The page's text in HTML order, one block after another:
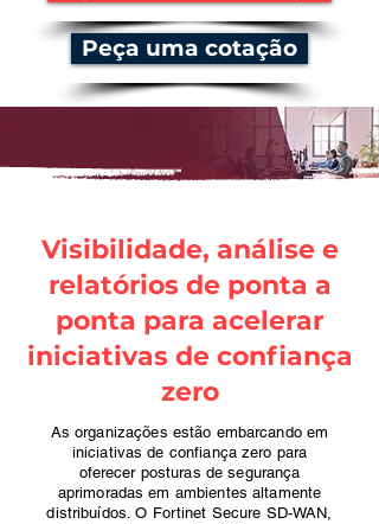
Peça uma cotação
Visibilidade, análise e
relatórios de ponta a
ponta para acelerar
iniciativas de confiança
zero
As organizações estão embarcando em
iniciativas de confiança zero para
oferecer posturas de segurança
aprimoradas em ambientes altamente
distribuídos. O Fortinet Secure SD-WAN,